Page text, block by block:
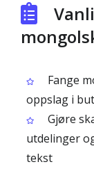
Fange
oppslag i
Gjøre
utdelinger
tekst